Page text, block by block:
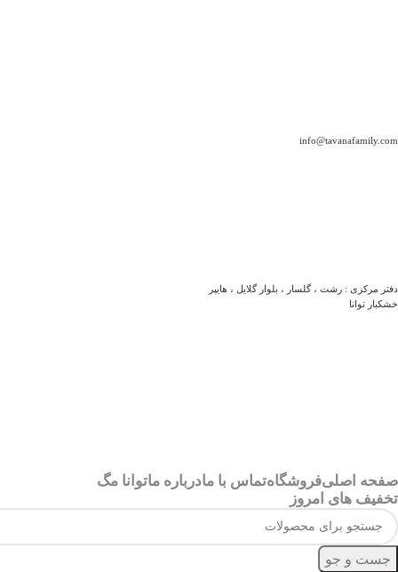
info@tavanafamily.com
دفتر مرکزی : رشت ، گلسار ، بلوار گلایل ، هایپر
خشکبار توانا
صفحه اصلیفروشگاهتماس با مادرباره ماتوانا مگ
تخفیف های امروز
جست و جو